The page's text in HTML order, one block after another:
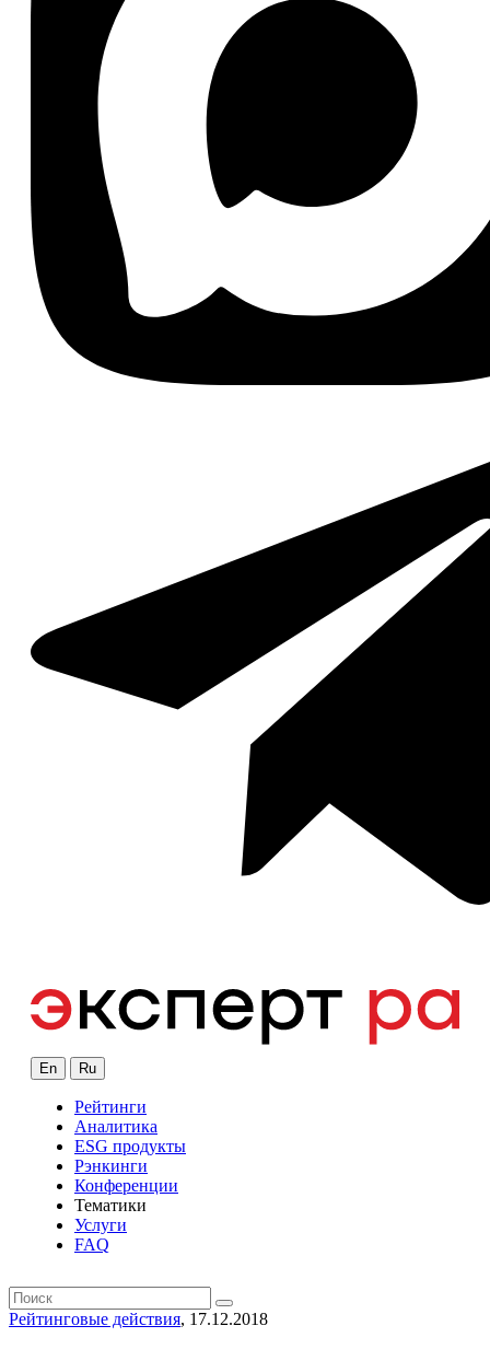
En Ru
Рейтинги
Аналитика
ESG продукты
Рэнкинги
Конференции
Тематики
Услуги
FAQ
Рейтинговые действия, 17.12.2018